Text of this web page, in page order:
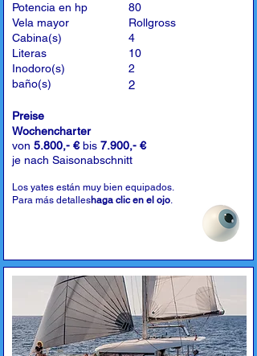
Potencia en hp
Vela mayor
Cabina(s)
Literas
Inodoro(s)
baño(s)
80
Rollgross
4
10
2
2
Preise
Wochencharter
von 5.800,- €bis 7.900,- €
je nach Saisonabschnitt
Los yates están muy bien equipados.
Para más detalleshaga clic en el ojo.